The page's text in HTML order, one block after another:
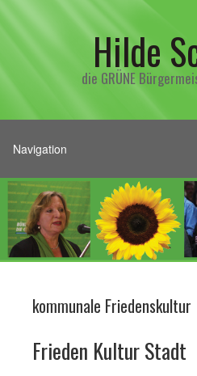
Hilde
die GRÜNE
kommunale Friedenskultur
Frieden Kultur Stadt